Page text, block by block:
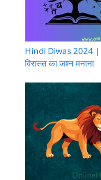
Hindi Diwas 2024 |
विरासत का जश्न मनाना